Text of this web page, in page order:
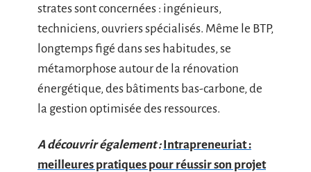
strates sont concernées : ingénieurs,
techniciens, ouvriers spécialisés. Même le BTP,
longtemps figé dans ses habitudes, se
métamorphose autour de la rénovation
énergétique, des bâtiments bas-carbone, de
la gestion optimisée des ressources.
A découvrir également : Intrapreneuriat :
meilleures pratiques pour réussir son projet